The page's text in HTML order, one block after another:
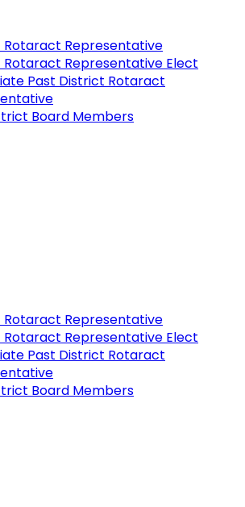
Rotaract Representative
Rotaract Representative Elect
Past District Rotaract
Board Members
Rotaract Representative
Rotaract Representative Elect
Past District Rotaract
Board Members